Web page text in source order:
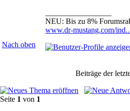
NEU: Bis zu 8%
www.dr-mustang.com/
Nach oben
Beiträge der
Seite 1 von 1